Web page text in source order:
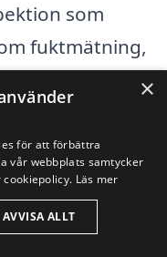
som
fuktmätning,
det totala
Expertis och
×
för att förbättra
vår webbplats samtycker
Läs mer
AVVISA ALLT